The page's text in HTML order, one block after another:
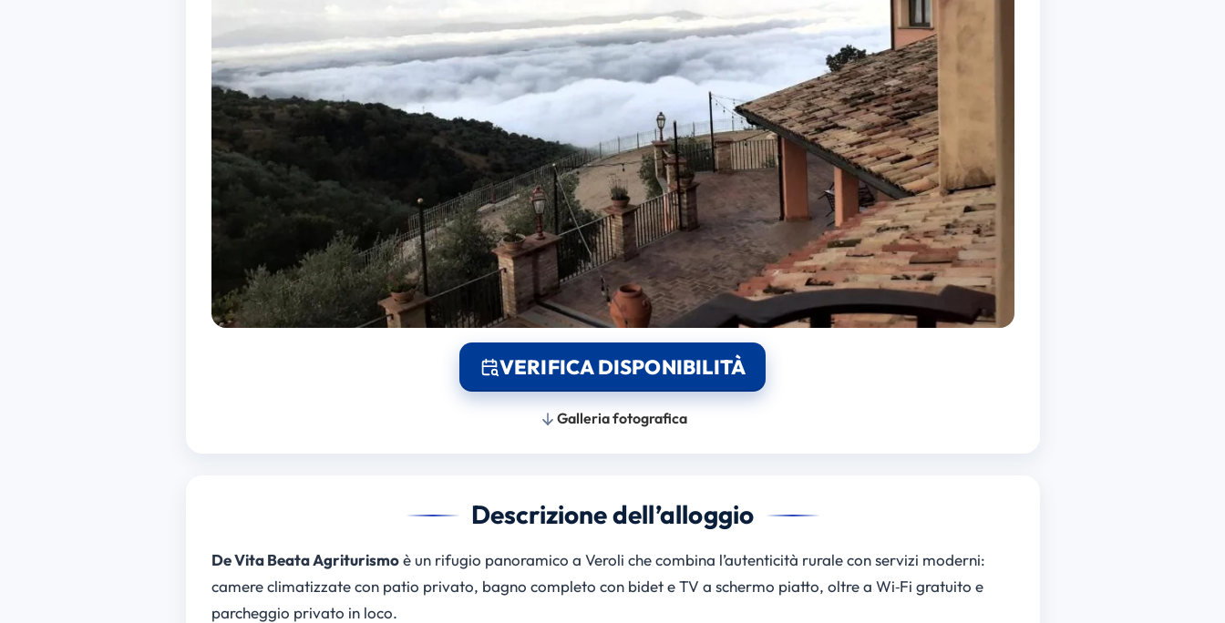
VERIFICA DISPONIBILITÀ
Galleria fotografica
Descrizione dell’alloggio
De Vita Beata Agriturismoè un rifugio panoramico a Veroli che combina l’autenticità rurale con servizi moderni:
camere climatizzate con patio privato, bagno completo con bidet e TV a schermo piatto, oltre a Wi‑Fi gratuito e
parcheggio privato in loco.